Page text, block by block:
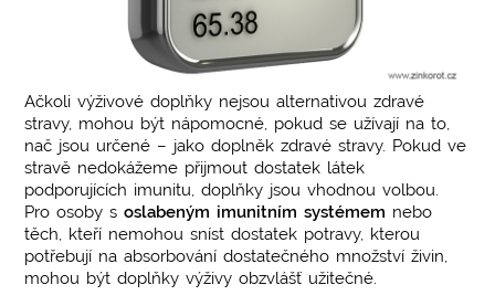
Ačkoli výživové doplňky nejsou alternativou zdravé
stravy, mohou být nápomocné, pokud se užívají na to,
nač jsou určené – jako doplněk zdravé stravy. Pokud ve
stravě nedokážeme přijmout dostatek látek
podporujících imunitu, doplňky jsou vhodnou volbou.
Pro osoby soslabeným imunitním systémem nebo
těch, kteří nemohou sníst dostatek potravy, kterou
potřebují na absorbování dostatečného množství živin,
mohou být doplňky výživy obzvlášť užitečné.